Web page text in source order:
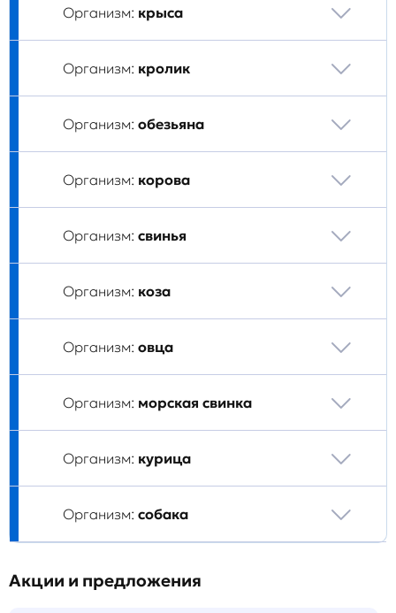
Организм: крыса
Организм: кролик
Организм: обезьяна
Организм: корова
Организм: свинья
Организм: коза
Организм: овца
Организм: морская свинка
Организм: курица
Организм: собака
Акции и предложения